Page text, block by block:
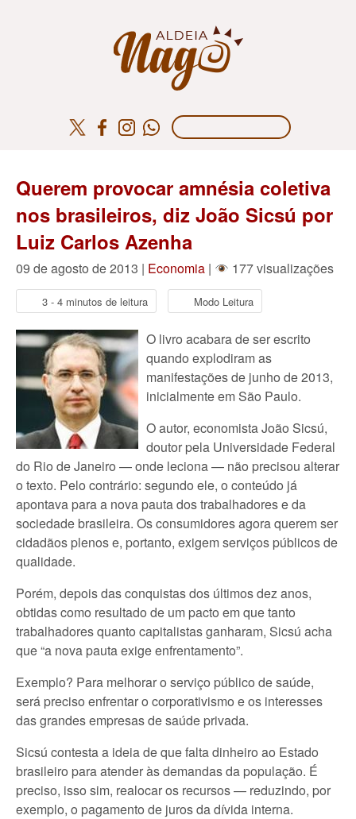
Querem provocar amnésia coletiva
nos brasileiros, diz João Sicsú por
Luiz Carlos Azenha
09 de agosto de 2013 | Economia | 177 visualizações
3 - 4 minutos de leitura Modo Leitura
O livro acabara de ser escrito
quando explodiram as
manifestações de junho de 2013,
inicialmente em São Paulo.
O autor, economista João Sicsú,
doutor pela Universidade Federal
do Rio de Janeiro — onde leciona — não precisou alterar
o texto. Pelo contrário: segundo ele, o conteúdo já
apontava para a nova pauta dos trabalhadores e da
sociedade brasileira. Os consumidores agora querem ser
cidadãos plenos e, portanto, exigem serviços públicos de
qualidade.
Porém, depois das conquistas dos últimos dez anos,
obtidas como resultado de um pacto em que tanto
trabalhadores quanto capitalistas ganharam, Sicsú acha
que “a nova pauta exige enfrentamento”.
Exemplo? Para melhorar o serviço público de saúde,
será preciso enfrentar o corporativismo e os interesses
das grandes empresas de saúde privada.
Sicsú contesta a ideia de que falta dinheiro ao Estado
brasileiro para atender às demandas da população. É
preciso, isso sim, realocar os recursos — reduzindo, por
exemplo, o pagamento de juros da dívida interna.